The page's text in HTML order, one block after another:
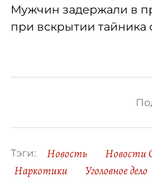
Мужчин задержали в
при вскрытии тайника
Тэги: Новость Новости
Наркотики
Уголовное дело